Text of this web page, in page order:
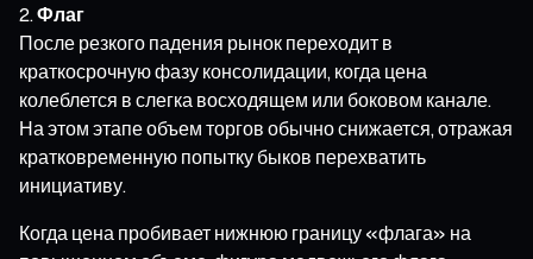
Флаг
После резкого падения рынок переходит в
краткосрочную фазу консолидации, когда цена
колеблется в слегка восходящем или боковом канале.
На этом этапе объем торгов обычно снижается, отражая
кратковременную попытку быков перехватить
инициативу.
Когда цена пробивает нижнюю границу «флага» на